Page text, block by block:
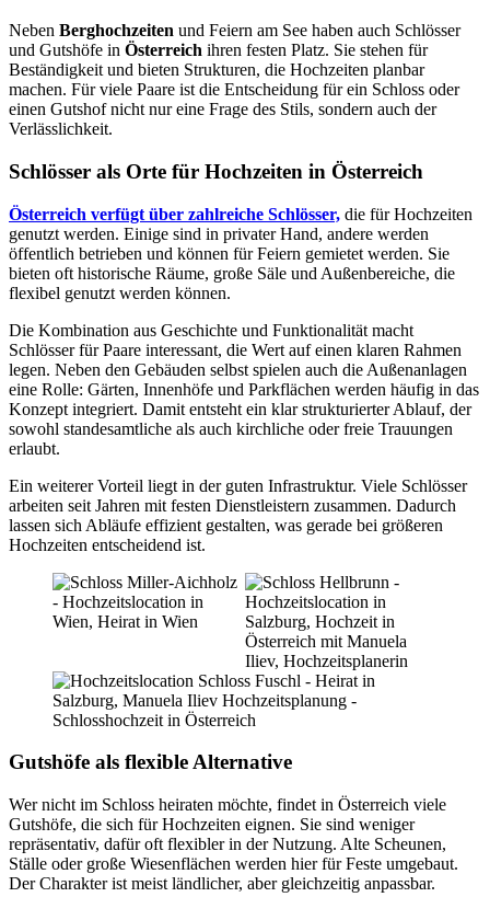
Neben Berghochzeiten und Feiern am See haben auch Schlösser
und Gutshöfe in Österreich ihren festen Platz. Sie stehen für
Beständigkeit und bieten Strukturen, die Hochzeiten planbar
machen. Für viele Paare ist die Entscheidung für ein Schloss oder
einen Gutshof nicht nur eine Frage des Stils, sondern auch der
Verlässlichkeit.
Schlösser als Orte für Hochzeiten in Österreich
Österreich verfügt über zahlreiche Schlösser, die für Hochzeiten
genutzt werden. Einige sind in privater Hand, andere werden
öffentlich betrieben und können für Feiern gemietet werden. Sie
bieten oft historische Räume, große Säle und Außenbereiche, die
flexibel genutzt werden können.
Die Kombination aus Geschichte und Funktionalität macht
Schlösser für Paare interessant, die Wert auf einen klaren Rahmen
legen. Neben den Gebäuden selbst spielen auch die Außenanlagen
eine Rolle: Gärten, Innenhöfe und Parkflächen werden häufig in das
Konzept integriert. Damit entsteht ein klar strukturierter Ablauf, der
sowohl standesamtliche als auch kirchliche oder freie Trauungen
erlaubt.
Ein weiterer Vorteil liegt in der guten Infrastruktur. Viele Schlösser
arbeiten seit Jahren mit festen Dienstleistern zusammen. Dadurch
lassen sich Abläufe effizient gestalten, was gerade bei größeren
Hochzeiten entscheidend ist.
Gutshöfe als flexible Alternative
Wer nicht im Schloss heiraten möchte, findet in Österreich viele
Gutshöfe, die sich für Hochzeiten eignen. Sie sind weniger
repräsentativ, dafür oft flexibler in der Nutzung. Alte Scheunen,
Ställe oder große Wiesenflächen werden hier für Feste umgebaut.
Der Charakter ist meist ländlicher, aber gleichzeitig anpassbar.